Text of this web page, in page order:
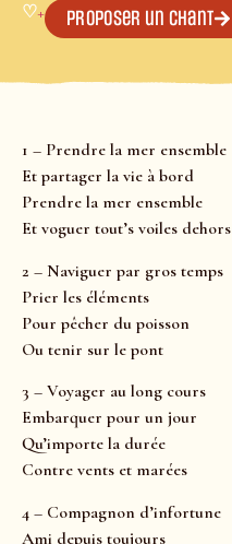
♡+ Proposer un chant
1 – Prendre la mer ensemble
Et partager la vie à bord
Prendre la mer ensemble
Et voguer tout’s voiles dehors
2 – Naviguer par gros temps
Prier les éléments
Pour pêcher du poisson
Ou tenir sur le pont
3 – Voyager au long cours
Embarquer pour un jour
Qu’importe la durée
Contre vents et marées
4 – Compagnon d’infortune
Ami depuis toujours